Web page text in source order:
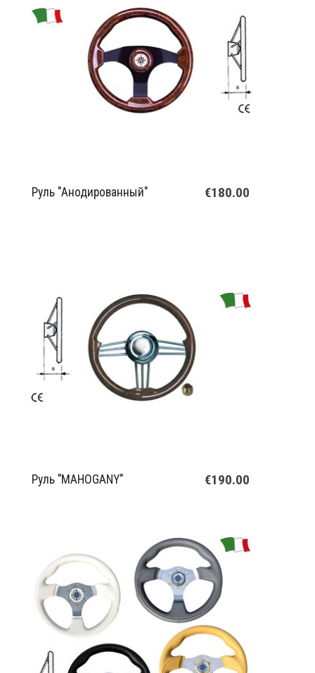
Руль "Анодированный" €180.00
Руль "MAHOGANY" €190.00